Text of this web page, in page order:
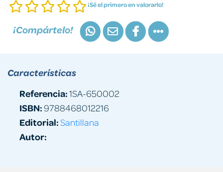
¡Sé el primero en valorarlo!
¡Compártelo!
Características
Referencia:1SA-650002
ISBN:9788468012216
Editorial:Santillana
Autor: